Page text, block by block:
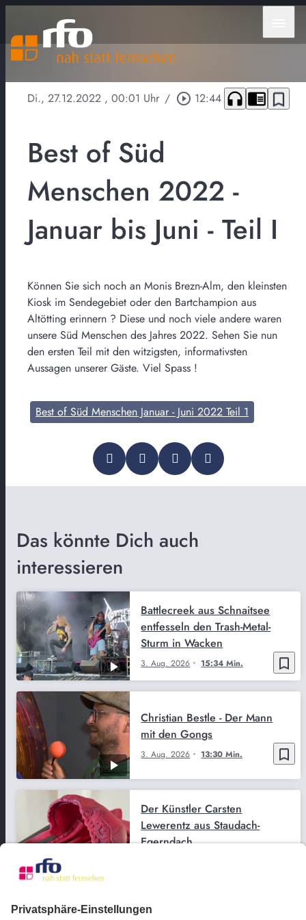
Di., 27.12.2022 , 00:01 Uhr / play_circle_outline 12:44 headphones chrome_reader_mode bookmark_border
Best of Süd
Menschen 2022 -
Januar bis Juni - Teil I
Können Sie sich noch an Monis Brezn-Alm, den kleinsten
Kiosk im Sendegebiet oder den Bartchampion aus
Altötting erinnern ? Diese und noch viele andere waren
unsere Süd Menschen des Jahres 2022. Sehen Sie nun
den ersten Teil mit den witzigsten, informativsten
Aussagen unserer Gäste. Viel Spass !
Best of Süd Menschen Januar - Juni 2022 Teil 1
Das könnte Dich auch
interessieren
bookmark_border
3. Aug. 2026 15:34 Min.
Battlecreek aus Schnaitsee
entfesseln den Trash-Metal-
Sturm in Wacken
bookmark_border
3. Aug. 2026 13:30 Min.
Christian Bestle - Der Mann
mit den Gongs
Der Künstler Carsten
Lewerentz aus Staudach-
Egerndach
Oliver Joksch aus Rott am Inn